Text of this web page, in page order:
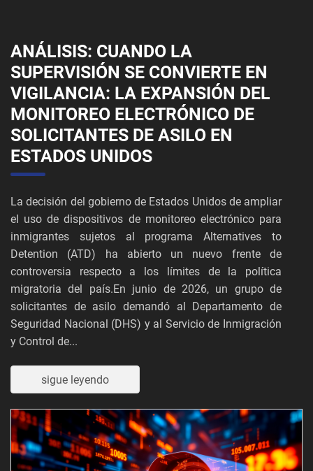
ANÁLISIS: CUANDO LA
SUPERVISIÓN SE CONVIERTE EN
VIGILANCIA: LA EXPANSIÓN DEL
MONITOREO ELECTRÓNICO DE
SOLICITANTES DE ASILO EN
ESTADOS UNIDOS
La decisión del gobierno de Estados Unidos de ampliar
el uso de dispositivos de monitoreo electrónico para
inmigrantes sujetos al programa Alternatives to
Detention (ATD) ha abierto un nuevo frente de
controversia respecto a los límites de la política
migratoria del país.En junio de 2026, un grupo de
solicitantes de asilo demandó al Departamento de
Seguridad Nacional (DHS) y al Servicio de Inmigración
y Control de...
sigue leyendo